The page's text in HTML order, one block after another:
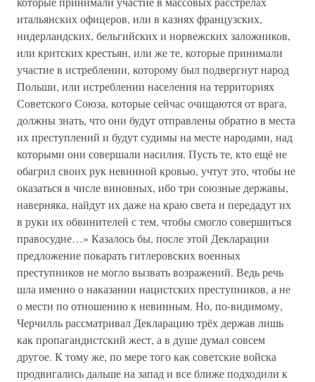
итальянских офицеров, или в казнях французских,
нидерландских, бельгийских и норвежских заложников,
или критских крестьян, или же те, которые принимали
участие в истреблении, которому был подвергнут народ
Польши, или истреблении населения на территориях
Советского Союза, которые сейчас очищаются от врага,
должны знать, что они будут отправлены обратно в места
их преступлений и будут судимы на месте народами, над
которыми они совершали насилия. Пусть те, кто ещё не
обагрил своих рук невинной кровью, учтут это, чтобы не
оказаться в числе виновных, ибо три союзные державы,
наверняка, найдут их даже на краю света и передадут их
в руки их обвинителей с тем, чтобы смогло совершиться
правосудие…» Казалось бы, после этой Декларации
предложение покарать гитлеровских военных
преступников не могло вызвать возражений. Ведь речь
шла именно о наказании нацистских преступников, а не
о мести по отношению к невинным. Но, по-видимому,
Черчилль рассматривал Декларацию трёх держав лишь
как пропагандистский жест, а в душе думал совсем
другое. К тому же, по мере того как советские войска
продвигались дальше на запад и все ближе подходили к